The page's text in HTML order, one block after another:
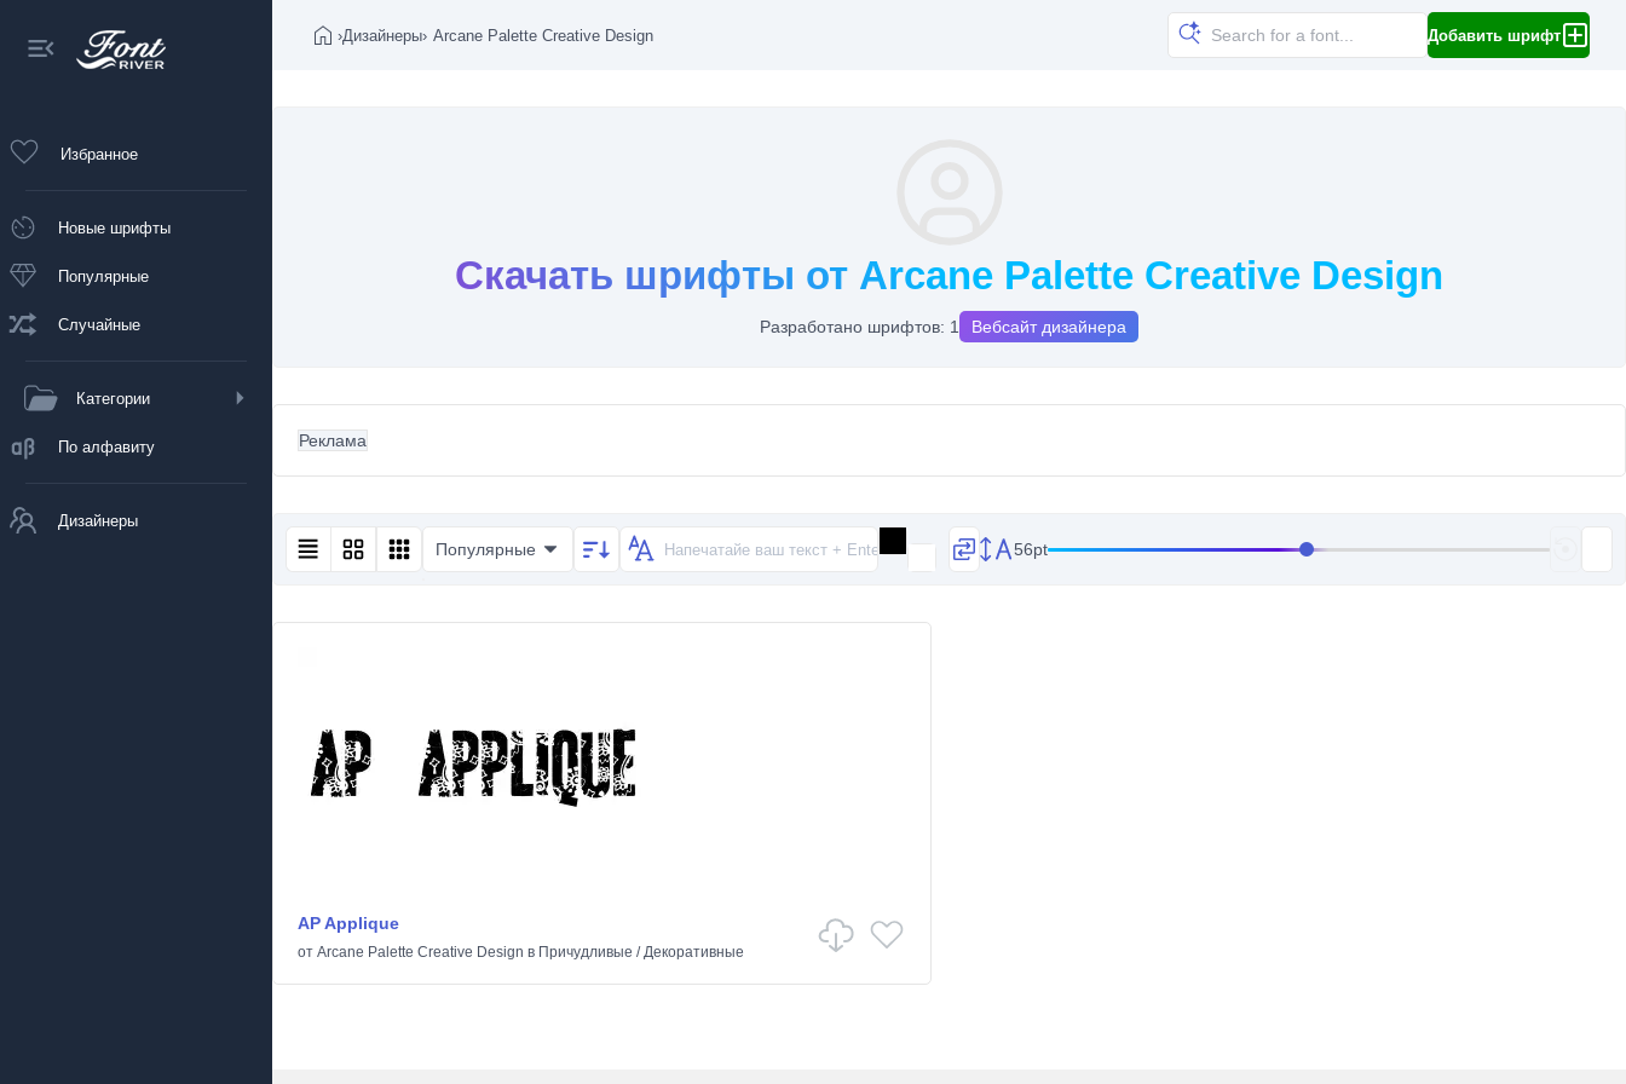
Избранное
Новые шрифты
Популярные
Случайные
Категории
По алфавиту
Дизайнеры
›Дизайнеры› Arcane Palette Creative Design Добавить шрифт
Скачать шрифты от Arcane Palette Creative Design
Разработано шрифтов: 1 Вебсайт дизайнера
Реклама
Популярные 56pt
AP Applique
от Arcane Palette Creative Design в Причудливые /Декоративные